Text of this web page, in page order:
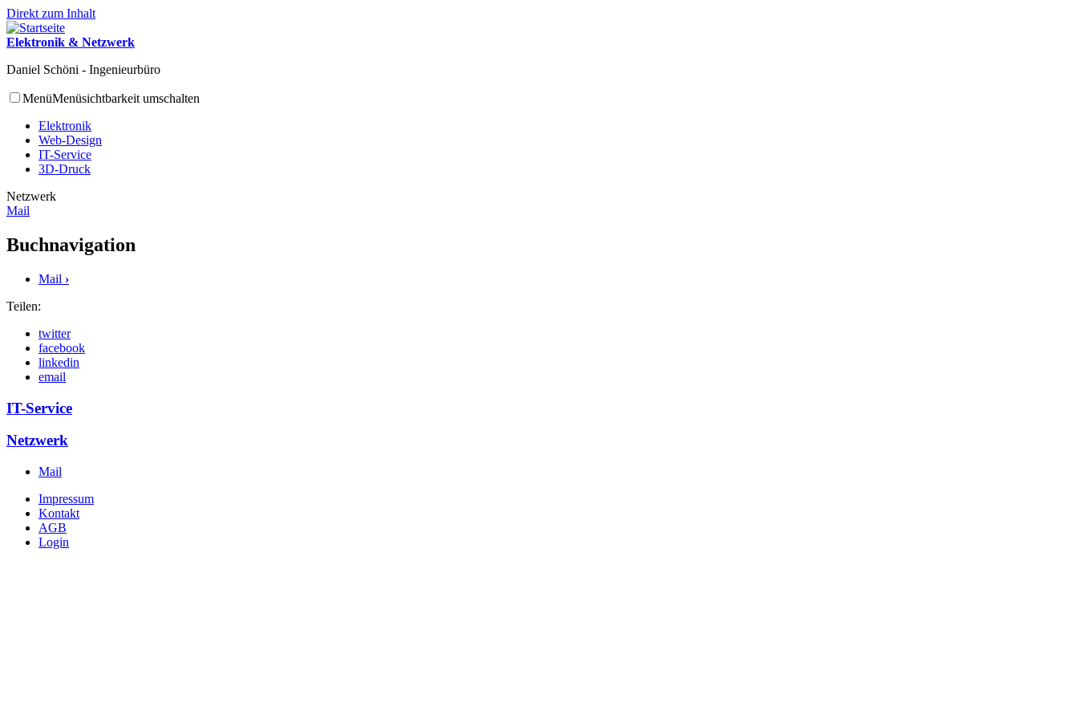
Direkt zum Inhalt
Elektronik & Netzwerk
Daniel Schöni - Ingenieurbüro
MenüMenüsichtbarkeit umschalten
Elektronik
Web-Design
IT-Service
3D-Druck
Netzwerk
Mail
Buchnavigation
Mail ›
Teilen:
twitter
facebook
linkedin
email
IT-Service
Netzwerk
Mail
Impressum
Kontakt
AGB
Login